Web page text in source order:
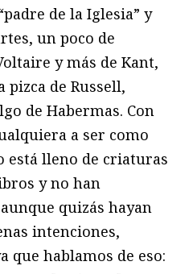
de la Iglesia” y
un poco de
y más de Kant,
pizca de Russell,
de Habermas. Con
a ser como
está lleno de criaturas
y no han
quizás hayan
intenciones,
que hablamos de eso: